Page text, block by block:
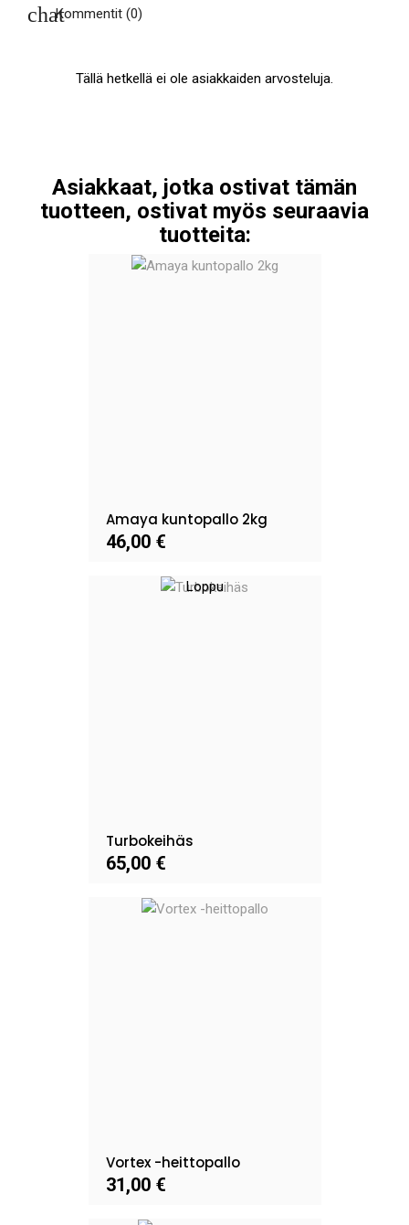
Kommentit (0)
Tällä hetkellä ei ole asiakkaiden arvosteluja.
Asiakkaat, jotka ostivat tämän
tuotteen, ostivat myös seuraavia
tuotteita:
Amaya kuntopallo 2kg
46,00 €
Turbokeihäs
65,00 €
Loppu
Vortex -heittopallo
31,00 €